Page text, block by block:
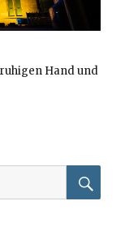
Hand und